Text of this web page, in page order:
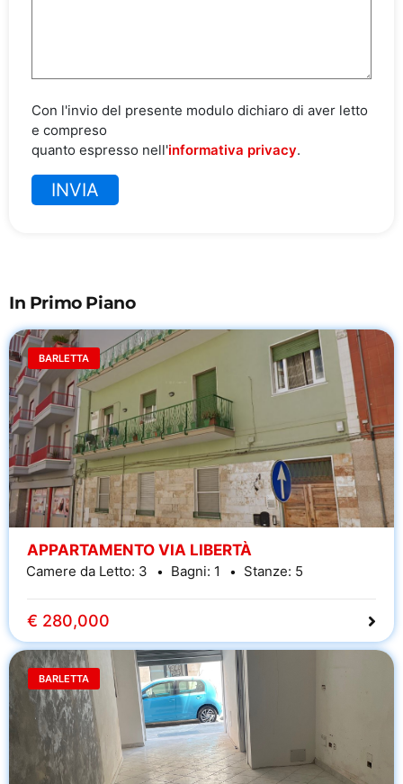
Con l'invio del presente modulo dichiaro di aver letto
e compreso
quanto espresso nell'informativa privacy.
In Primo Piano
BARLETTA
APPARTAMENTO VIA LIBERTÀ
Camere da Letto: 3 Bagni: 1 Stanze: 5
€ 280,000
BARLETTA